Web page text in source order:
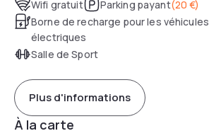
Wifi gratuit
Parking payant(20 €)
Borne de recharge pour les véhicules
électriques
Salle de Sport
Plus d'informations
À la carte